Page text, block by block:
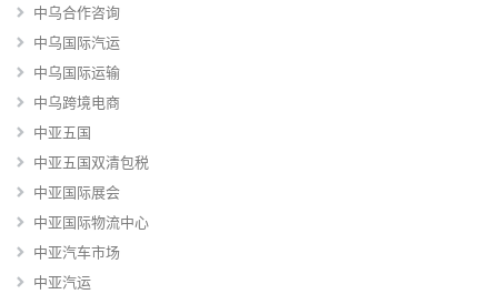
中乌合作咨询
中乌国际汽运
中乌国际运输
中乌跨境电商
中亚五国
中亚五国双清包税
中亚国际展会
中亚国际物流中心
中亚汽车市场
中亚汽运